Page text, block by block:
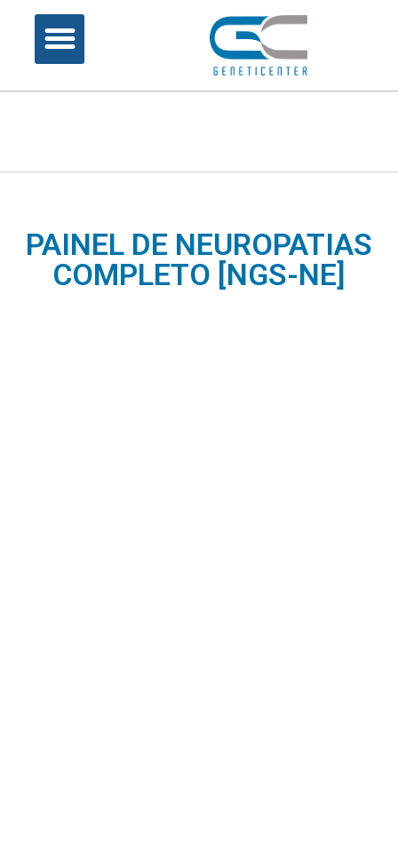
PAINEL DE NEUROPATIAS
COMPLETO [NGS-NE]